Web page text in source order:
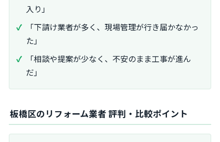
入り」
「下請け業者が多く、現場管理が行き届かなかっ
た」
「相談や提案が少なく、不安のまま工事が進ん
だ」
板橋区のリフォーム業者 評判・比較ポイント